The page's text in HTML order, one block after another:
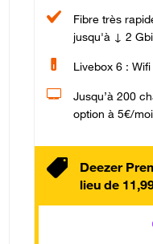
Fibre très
jusqu'à ↓ 2
Livebox 6 : Wifi
Jusqu’à 200
option à 5€/
Deezer
lieu de